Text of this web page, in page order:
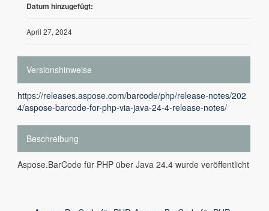
Datum hinzugefügt:
April 27, 2024
Versionshinweise
https://releases.aspose.com/barcode/php/release-notes/202
4/aspose-barcode-for-php-via-java-24-4-release-notes/
Beschreibung
Aspose.BarCode für PHP über Java 24.4 wurde veröffentlicht